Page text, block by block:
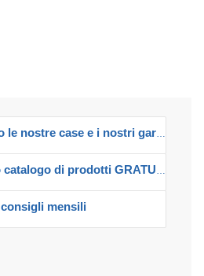
nostre case e i nostri garage!
di prodotti GRATUITO!
mensili